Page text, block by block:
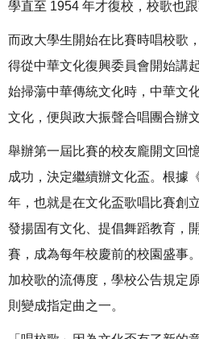
學直至 1954 年才復校，校歌也
而政大學生開始在比賽時唱校歌
得從中華文化復興委員會開始講
始掃蕩中華傳統文化時，中華文
文化，便與政大振聲合唱團合辦
舉辦第一屆比賽的校友龐開文回
成功，決定繼續辦文化盃。根據
年，也就是在文化盃歌唱比賽創
發揚固有文化、提倡舞蹈教育，
賽，成為每年校慶前的校園盛事
加校歌的流傳度，學校公告規定
則變成指定曲之一。